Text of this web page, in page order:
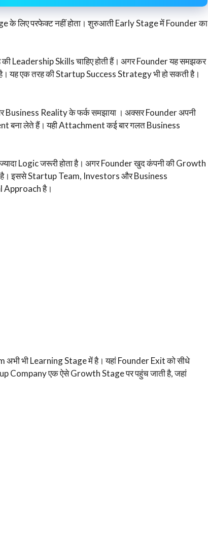
के लिए परफेक्ट नहीं होता। शुरुआती Early Stage में Founder का
Leadership Skills चाहिए होती हैं। अगर Founder यह समझकर
यह एक तरह की Startup Success Strategy भी हो सकती है।
Reality के फर्क समझाया । अक्सर Founder अपनी
बना लेते हैं। यही Attachment कई बार गलत Business
Logic जरूरी होता है। अगर Founder खुद कंपनी की Growth
है। इससे Startup Team, Investors और Business
Approach है।
भी Learning Stage में है। यहां Founder Exit को सीधे
Company एक ऐसे Growth Stage पर पहुंच जाती है, जहां